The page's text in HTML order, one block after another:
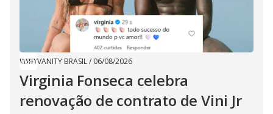
VANITY BRASIL/ 06/08/2026
Virginia Fonseca celebra
renovação de contrato de Vini Jr